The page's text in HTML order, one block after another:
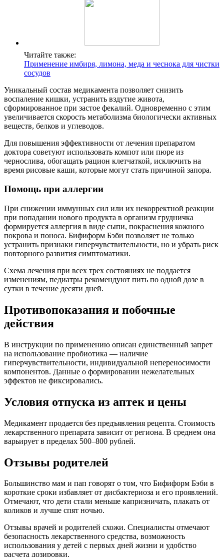
Читайте также:
Применение имбиря, лимона, меда и чеснока для чистки
сосудов
Уникальный состав медикамента позволяет снизить
воспаление кишки, устранить вздутие живота,
сформированное при застое фекалий. Одновременно с этим
увеличивается скорость метаболизма биологически активных
веществ, белков и углеводов.
Для повышения эффективности от лечения препаратом
доктора советуют использовать компот или пюре из
чернослива, обогащать рацион клетчаткой, исключить на
время рисовые каши, которые могут стать причиной запора.
Помощь при аллергии
При снижении иммунных сил или их некорректной реакции
при попадании нового продукта в организм грудничка
формируется аллергия в виде сыпи, покраснения кожного
покрова и поноса. Бифиформ Бэби позволяет не только
устранить признаки гиперчувствительности, но и убрать риск
повторного развития симптоматики.
Схема лечения при всех трех состояниях не поддается
изменениям, педиатры рекомендуют пить по одной дозе в
сутки в течение десяти дней.
Противопоказания и побочные
действия
В инструкции по применению описан единственный запрет
на использование пробиотика — наличие
гиперчувствительности, индивидуальной непереносимости
компонентов. Данные о формировании нежелательных
эффектов не фиксировались.
Условия отпуска из аптек и цены
Медикамент продается без предъявления рецепта. Стоимость
лекарственного препарата зависит от региона. В среднем она
варьирует в пределах 500–800 рублей.
Отзывы родителей
Большинство мам и пап говорят о том, что Бифиформ Бэби в
короткие сроки избавляет от дисбактериоза и его проявлений.
Отмечают, что дети стали меньше капризничать, плакать от
коликов и лучше спят ночью.
Отзывы врачей и родителей схожи. Специалисты отмечают
безопасность лекарственного средства, возможность
использования у детей с первых дней жизни и удобство
расчета дозировки.